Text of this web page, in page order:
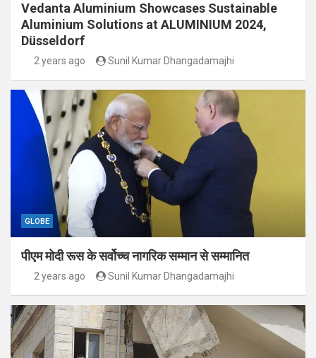
Vedanta Aluminium Showcases Sustainable
Aluminium Solutions at ALUMINIUM 2024,
Düsseldorf
2 years ago Sunil Kumar Dhangadamajhi
GLOBE
पीएम मोदी रूस के सर्वोच्च नागरिक सम्मान से सम्मानित
2 years ago Sunil Kumar Dhangadamajhi